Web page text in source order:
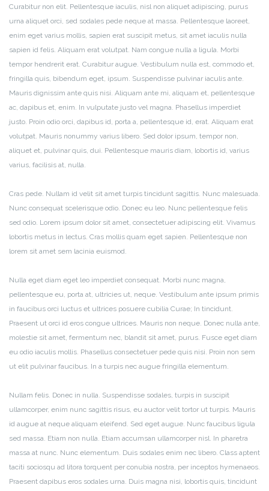
Curabitur non elit. Pellentesque iaculis, nisl non aliquet adipiscing, purus
urna aliquet orci, sed sodales pede neque at massa. Pellentesque laoreet,
enim eget varius mollis, sapien erat suscipit metus, sit amet iaculis nulla
sapien id felis. Aliquam erat volutpat. Nam congue nulla a ligula. Morbi
tempor hendrerit erat. Curabitur augue. Vestibulum nulla est, commodo et,
fringilla quis, bibendum eget, ipsum. Suspendisse pulvinar iaculis ante.
Mauris dignissim ante quis nisi. Aliquam ante mi, aliquam et, pellentesque
ac, dapibus et, enim. In vulputate justo vel magna. Phasellus imperdiet
justo. Proin odio orci, dapibus id, porta a, pellentesque id, erat. Aliquam erat
volutpat. Mauris nonummy varius libero. Sed dolor ipsum, tempor non,
aliquet et, pulvinar quis, dui. Pellentesque mauris diam, lobortis id, varius
varius, facilisis at, nulla.
Cras pede. Nullam id velit sit amet turpis tincidunt sagittis. Nunc malesuada.
Nunc consequat scelerisque odio. Donec eu leo. Nunc pellentesque felis
sed odio. Lorem ipsum dolor sit amet, consectetuer adipiscing elit. Vivamus
lobortis metus in lectus. Cras mollis quam eget sapien. Pellentesque non
lorem sit amet sem lacinia euismod.
Nulla eget diam eget leo imperdiet consequat. Morbi nunc magna,
pellentesque eu, porta at, ultricies ut, neque. Vestibulum ante ipsum primis
in faucibus orci luctus et ultrices posuere cubilia Curae; In tincidunt.
Praesent ut orci id eros congue ultrices. Mauris non neque. Donec nulla ante,
molestie sit amet, fermentum nec, blandit sit amet, purus. Fusce eget diam
eu odio iaculis mollis. Phasellus consectetuer pede quis nisi. Proin non sem
ut elit pulvinar faucibus. In a turpis nec augue fringilla elementum.
Nullam felis. Donec in nulla. Suspendisse sodales, turpis in suscipit
ullamcorper, enim nunc sagittis risus, eu auctor velit tortor ut turpis. Mauris
id augue at neque aliquam eleifend. Sed eget augue. Nunc faucibus ligula
sed massa. Etiam non nulla. Etiam accumsan ullamcorper nisl. In pharetra
massa at nunc. Nunc elementum. Duis sodales enim nec libero. Class aptent
taciti sociosqu ad litora torquent per conubia nostra, per inceptos hymenaeos.
Praesent dapibus eros sodales urna. Duis magna nisi, lobortis quis, tincidunt